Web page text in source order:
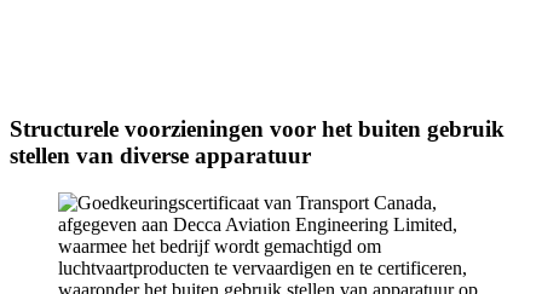
Structurele voorzieningen voor het buiten gebruik
stellen van diverse apparatuur